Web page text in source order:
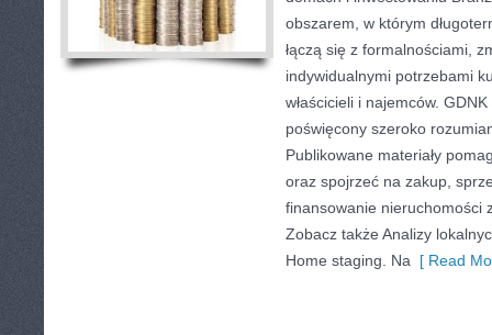
obszarem, w którym
łączą się z formalnościami,
indywidualnymi potrzebami
właścicieli i najemców.
poświęcony szeroko
Publikowane materiały
oraz spojrzeć na zakup,
finansowanie nieruchomości
Zobacz także Analizy
Home staging. Na [ Read